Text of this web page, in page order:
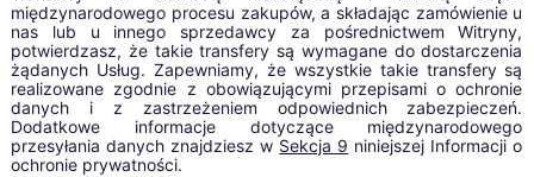
międzynarodowego procesu zakupów, a składając zamówienie u
nas lub u innego sprzedawcy za pośrednictwem Witryny,
potwierdzasz, że takie transfery są wymagane do dostarczenia
żądanych Usług. Zapewniamy, że wszystkie takie transfery są
realizowane zgodnie z obowiązującymi przepisami o ochronie
danych i z zastrzeżeniem odpowiednich zabezpieczeń.
Dodatkowe informacje dotyczące międzynarodowego
przesyłania danych znajdziesz w Sekcja 9 niniejszej Informacji o
ochronie prywatności.